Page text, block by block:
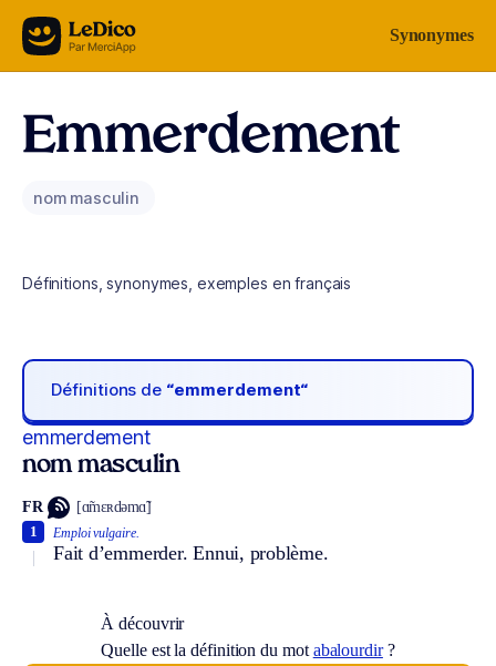
Aller au contenu Synonymes
Emmerdement
nom masculin
Définitions, synonymes, exemples en français
Définitions de “emmerdement“
emmerdement
nom masculin
FR [ɑ̃mɛʀdəmɑ̃]
Emploi vulgaire.
Fait d’emmerder. Ennui, problème.
1
À découvrir
Quelle est la définition du mot abalourdir?